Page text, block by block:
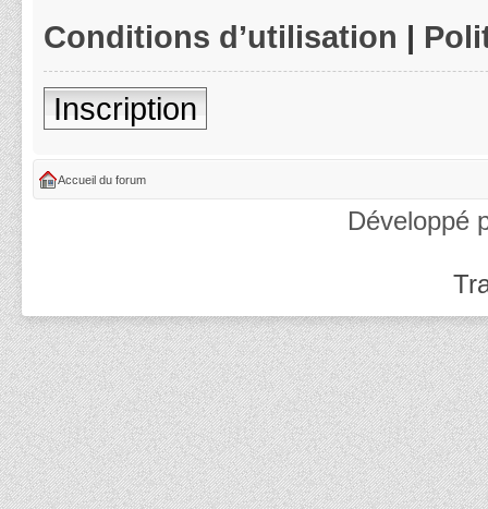
Conditions d’utilisation |
Inscription
Accueil du forum
Développé